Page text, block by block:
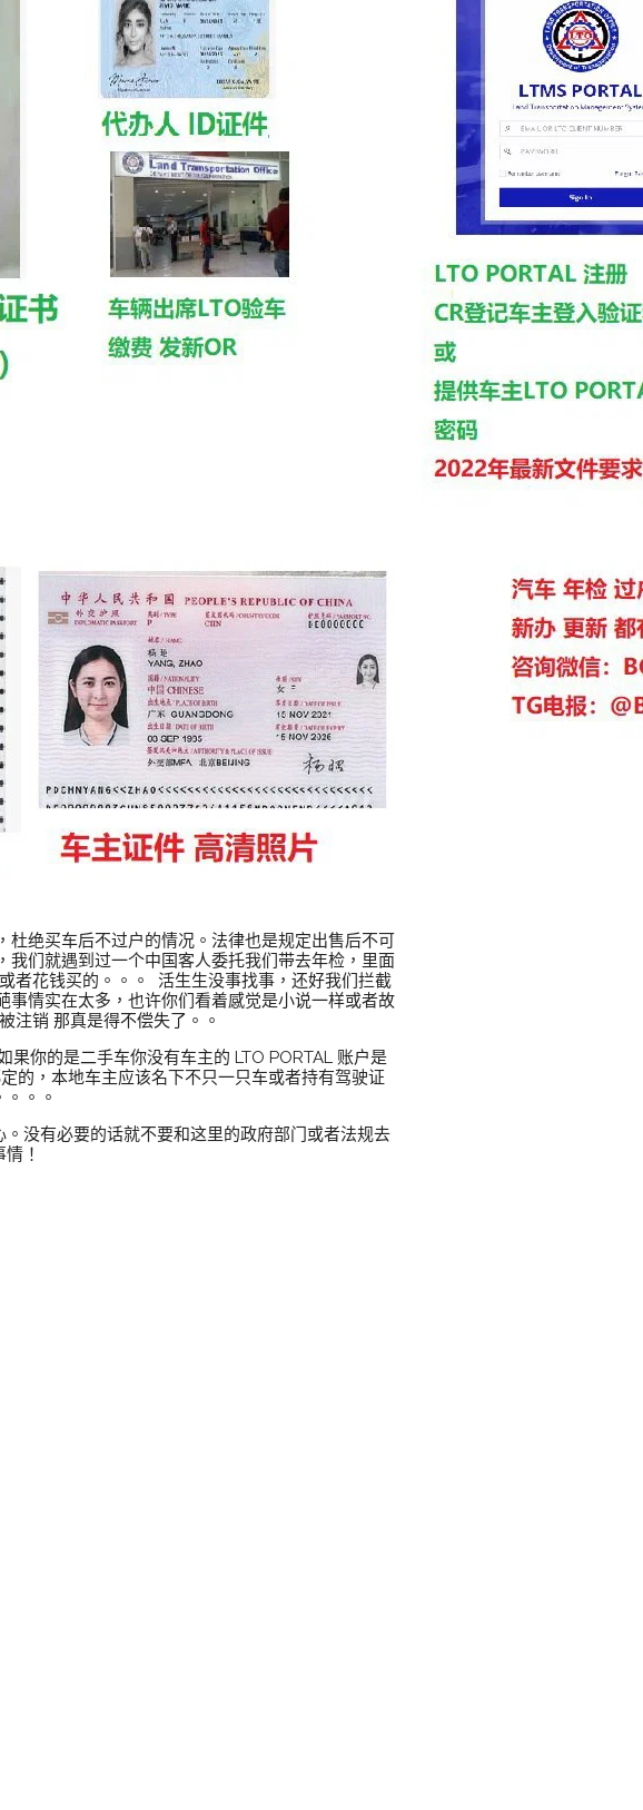
绝买车后不过户的情况。法律也是规定出售后不可
们就遇到过一个中国客人委托我们带去年检，里面
者花钱买的。。。 活生生没事找事，还好我们拦截
情实在太多，也许你们看着感觉是小说一样或者故
注销 那真是得不偿失了。。
你的是二手车你没有车主的 LTO PORTAL 账户是
的，本地车主应该名下不只一只车或者持有驾驶证
。。
没有必要的话就不要和这里的政府部门或者法规去
！